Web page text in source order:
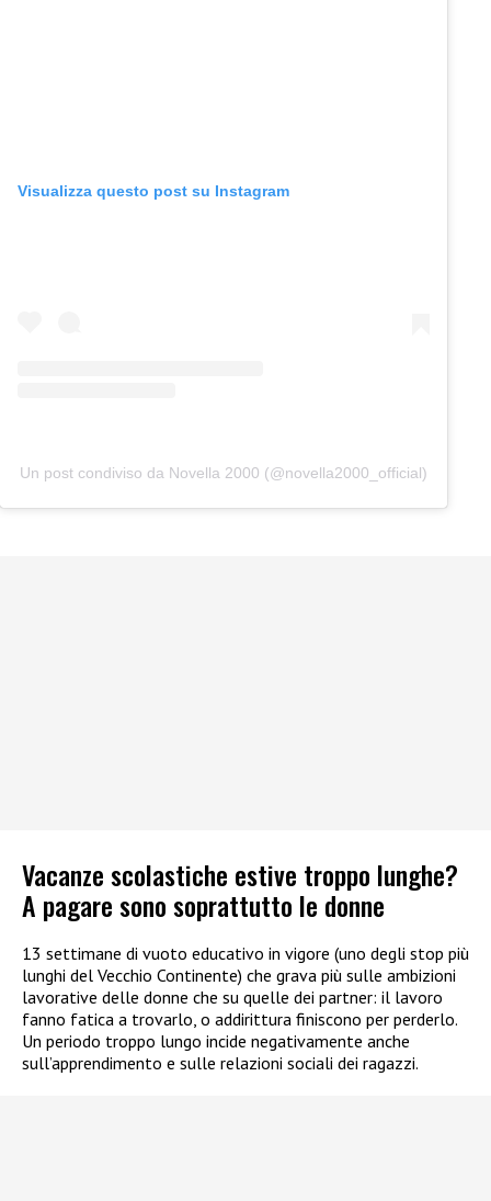
Visualizza questo post su Instagram
Un post condiviso da Novella 2000 (@novella2000_official)
Vacanze scolastiche estive troppo lunghe?
A pagare sono soprattutto le donne
13 settimane di vuoto educativo in vigore (uno degli stop più
lunghi del Vecchio Continente) che grava più sulle ambizioni
lavorative delle donne che su quelle dei partner: il lavoro
fanno fatica a trovarlo, o addirittura finiscono per perderlo.
Un periodo troppo lungo incide negativamente anche
sull’apprendimento e sulle relazioni sociali dei ragazzi.